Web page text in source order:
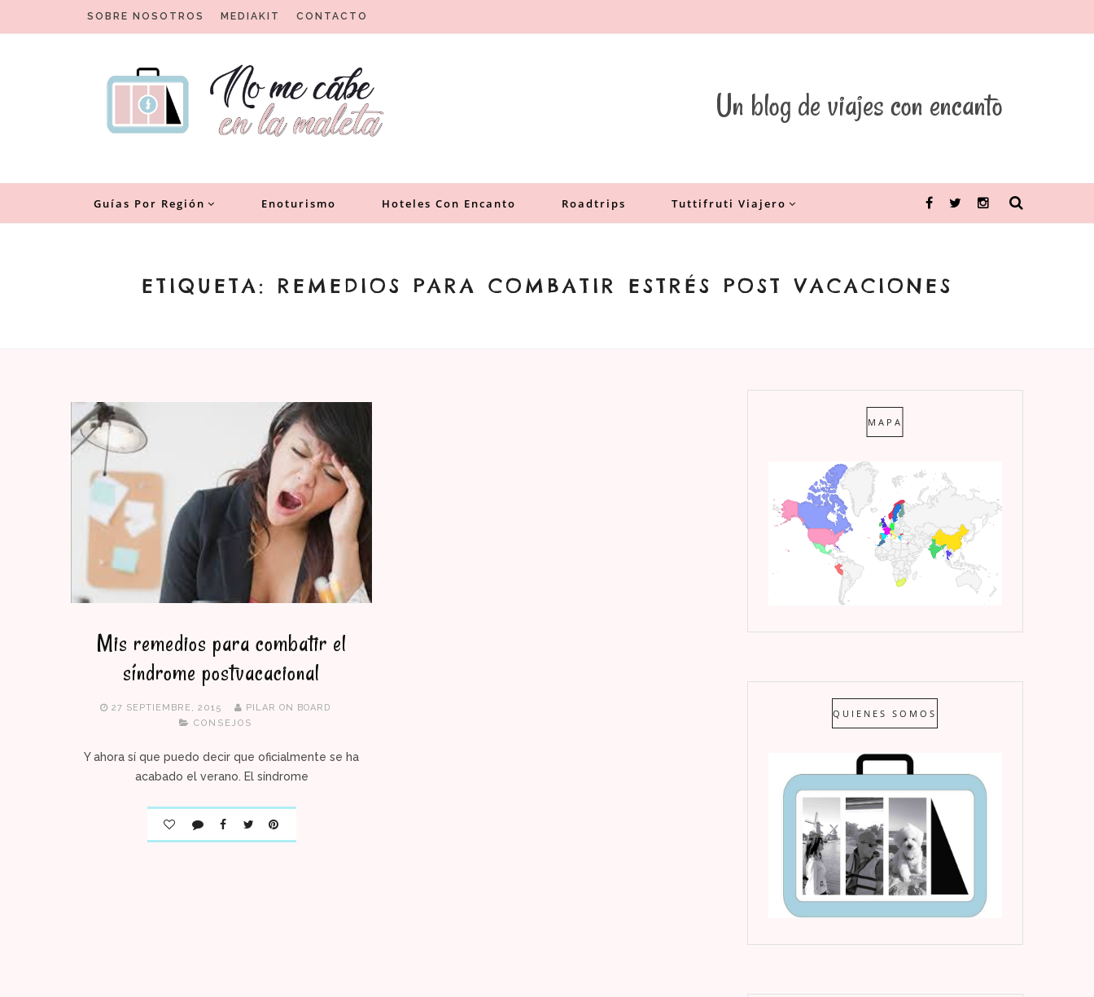
SOBRE NOSOTROS MEDIAKIT CONTACTO
Un blog de viajes con encanto
No me cabe en la maleta
Un blog para viajeros con encanto
Guías Por Región Enoturismo Hoteles Con Encanto Roadtrips Tuttifruti Viajero FacebookTwitter Instagram
ETIQUETA: REMEDIOS PARA COMBATIR ESTRÉS POST VACACIONES
Mis remedios para combatir el
síndrome postvacacional
27 SEPTIEMBRE, 2015
PILAR ON BOARD
CONSEJOS
Y ahora sí que puedo decir que oficialmente se ha
acabado el verano. El síndrome
MAPA
QUIENES SOMOS